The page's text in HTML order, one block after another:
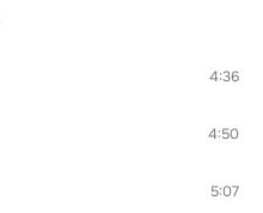
4:36
4:50
5:07